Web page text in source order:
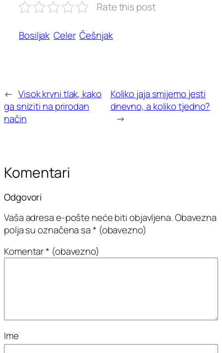
Rate this post
Bosiljak Celer Češnjak
← Visok krvni tlak, kako
ga sniziti na prirodan
način
Koliko jaja smijemo jesti
dnevno, a koliko tjedno?
→
Komentari
Odgovori
Vaša adresa e-pošte neće biti objavljena.Obavezna
polja su označena sa* (obavezno)
Komentar* (obavezno)
Ime